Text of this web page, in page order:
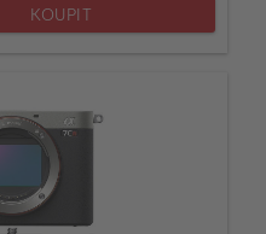
KOUPIT